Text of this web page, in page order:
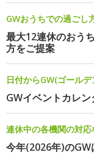
GWおうちでの過ごし
最大12連休のおう
方をご提案
日付からGW(ゴール
GWイベントカレン
連休中の各機関の対
今年(2026年)のGW